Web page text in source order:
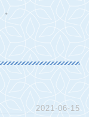
2021-06-15